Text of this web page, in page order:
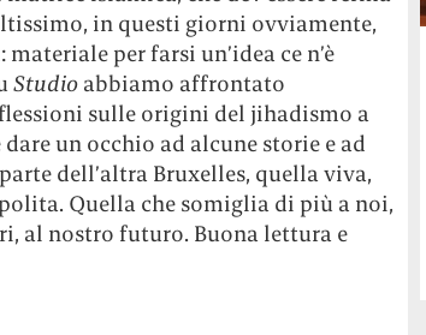
in questi giorni ovviamente,
per farsi un’idea ce n’è
Studioabbiamo affrontato
sulle origini del jihadismo a
un occhio ad alcune storie e ad
dell’altra Bruxelles, quella viva,
Quella che somiglia di più a noi,
al nostro futuro. Buona lettura e